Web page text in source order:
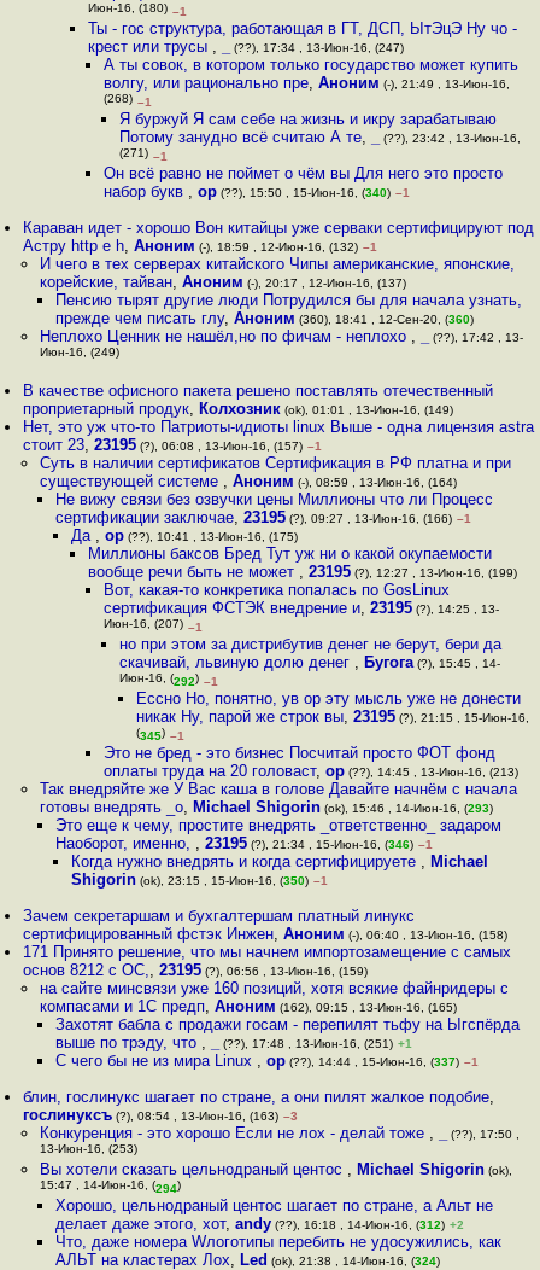
Июн-16, (180) –1
Ты - гос структура, работающая в ГТ, ДСП, ЫтЭцЭ Ну чо -
крест или трусы , (??), 17:34 , 13-Июн-16, (247)
А ты совок, в котором только государство может купить
волгу, или рационально пре, Аноним (-), 21:49 , 13-Июн-16,
(268) –1
Я буржуй Я сам себе на жизнь и икру зарабатываю
Потому занудно всё считаю А те, (??), 23:42 , 13-Июн-16,
(271) –1
Он всё равно не поймет о чём вы Для него это просто
набор букв , op(??), 15:50 , 15-Июн-16, (340) –1
Караван идет - хорошо Вон китайцы уже серваки сертифицируют под
Астру http e h,Аноним (-), 18:59 , 12-Июн-16, (132) –1
И чего в тех серверах китайского Чипы американские, японские,
корейские, тайван, Аноним (-), 20:17 , 12-Июн-16, (137)
Пенсию тырят другие люди Потрудился бы для начала узнать,
прежде чем писать глу, Аноним (360), 18:41 , 12-Сен-20, (360)
Неплохо Ценник не нашёл,но по фичам - неплохо , (??), 17:42 , 13-
Июн-16, (249)
В качестве офисного пакета решено поставлять отечественный
проприетарный продук, Колхозник (ok), 01:01 , 13-Июн-16, (149)
Нет, это уж что-то Патриоты-идиоты linux Выше - одна лицензия astra
стоит 23,23195 (?), 06:08 , 13-Июн-16, (157) –1
Суть в наличии сертификатов Сертификация в РФ платна и при
существующей системе , Аноним (-), 08:59 , 13-Июн-16, (164)
Не вижу связи без озвучки цены Миллионы что ли Процесс
сертификации заключае, 23195(?), 09:27 , 13-Июн-16, (166) –1
Да ,op (??), 10:41 , 13-Июн-16, (175)
Миллионы баксов Бред Тут уж ни о какой окупаемости
вообще речи быть не может , 23195(?), 12:27 , 13-Июн-16, (199)
Вот, какая-то конкретика попалась по GosLinux
сертификация ФСТЭК внедрение и, 23195(?), 14:25 , 13-
Июн-16, (207) –1
но при этом за дистрибутив денег не берут, бери да
скачивай, львиную долю денег , Бугога (?), 15:45 , 14-
Июн-16, (292) –1
Ессно Но, понятно, ув op эту мысль уже не донести
никак Ну, парой же строк вы, 23195(?), 21:15 , 15-Июн-16,
(345) –1
Это не бред - это бизнес Посчитай просто ФОТ фонд
оплаты труда на 20 головаст, op(??), 14:45 , 13-Июн-16, (213)
Так внедряйте же У Вас каша в голове Давайте начнём с начала
готовы внедрять _о, Michael Shigorin(ok), 15:46 , 14-Июн-16, (293)
Это еще к чему, простите внедрять _ответственно_ задаром
Наоборот, именно, , 23195(?), 21:34 , 15-Июн-16, (346) –1
Когда нужно внедрять и когда сертифицируете , Michael
Shigorin (ok), 23:15 , 15-Июн-16, (350) –1
Зачем секретаршам и бухгалтершам платный линукс
сертифицированный фстэк Инжен,Аноним (-), 06:40 , 13-Июн-16, (158)
171 Принято решение, что мы начнем импортозамещение с самых
основ 8212 с ОС,,23195 (?), 06:56 , 13-Июн-16, (159)
на сайте минсвязи уже 160 позиций, хотя всякие файнридеры с
компасами и 1С предп, Аноним (162), 09:15 , 13-Июн-16, (165)
Захотят бабла с продажи госам - перепилят тьфу на Ыгспёрда
выше по трэду, что , (??), 17:48 , 13-Июн-16, (251) +1
С чего бы не из мира Linux , op(??), 14:44 , 15-Июн-16, (337) –1
блин, гослинукс шагает по стране, а они пилят жалкое подобие,
гослинуксъ (?), 08:54 , 13-Июн-16, (163) –3
Конкуренция - это хорошо Если не лох - делай тоже , (??), 17:50 ,
13-Июн-16, (253)
Вы хотели сказать цельнодраный центос , Michael Shigorin(ok),
15:47 , 14-Июн-16, (294)
Хорошо, цельнодраный центос шагает по стране, а Альт не
делает даже этого, хот, andy(??), 16:18 , 14-Июн-16, (312) +2
Что, даже номера Wлоготипы перебить не удосужились, как
АЛЬТ на кластерах Лох, Led (ok), 21:38 , 14-Июн-16, (324)